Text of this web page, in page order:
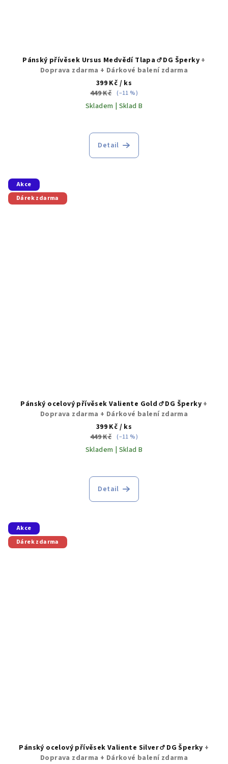
Pánský přívěsek Ursus Medvědí Tlapa ♂️ DG Šperky +
Doprava zdarma + Dárkové balení zdarma
399 Kč / ks
449 Kč (–11 %)
Skladem | Sklad B
Detail
Akce
Dárek zdarma
Pánský ocelový přívěsek Valiente Gold ♂️ DG Šperky +
Doprava zdarma + Dárkové balení zdarma
399 Kč / ks
449 Kč (–11 %)
Skladem | Sklad B
Detail
Akce
Dárek zdarma
Pánský ocelový přívěsek Valiente Silver ♂️ DG Šperky +
Doprava zdarma + Dárkové balení zdarma